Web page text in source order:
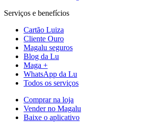
Serviços e benefícios
Cartão Luiza
Cliente Ouro
Magalu seguros
Blog da Lu
Maga +
WhatsApp da Lu
Todos os serviços
Comprar na loja
Vender no Magalu
Baixe o aplicativo